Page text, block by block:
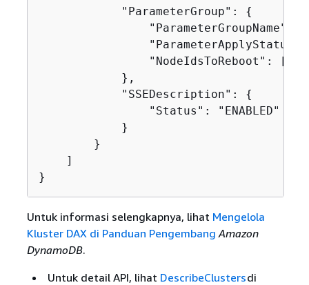
            "ParameterGroup":
{
"ParameterGroupName":
                "NodeIdsToReboot": []
            },
            "SSEDescription":
{
                "Status": "ENABLED"
            }
        }
    ]
}
Untuk informasi selengkapnya, lihat Mengelola
Kluster DAX di Panduan Pengembang Amazon
DynamoDB.
Untuk detail API, lihat DescribeClustersdi